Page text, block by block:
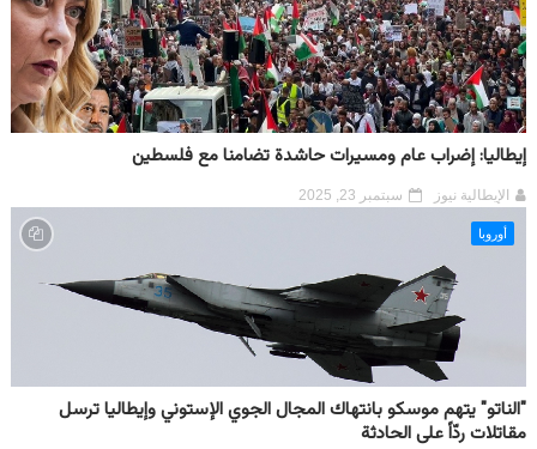
إيطاليا: إضراب عام ومسيرات حاشدة تضامنا مع فلسطين
الإيطالية نيوز سبتمبر 23, 2025
أوروبا
"الناتو" يتهم موسكو بانتهاك المجال الجوي الإستوني وإيطاليا ترسل
مقاتلات ردّاً على الحادثة